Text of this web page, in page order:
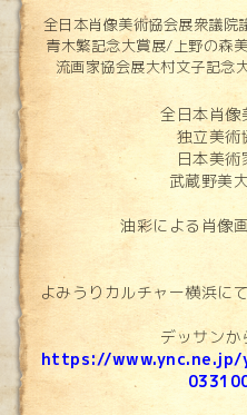
全日本肖像美術協会展衆議
青木繁記念大賞展/上野の森
流画家協会展大村文子記念
全日本肖像
独立美術
日本美術
武蔵野美
油彩による肖像
よみうりカルチャー横浜に
デッサンか
https://www.ync.ne.jp/